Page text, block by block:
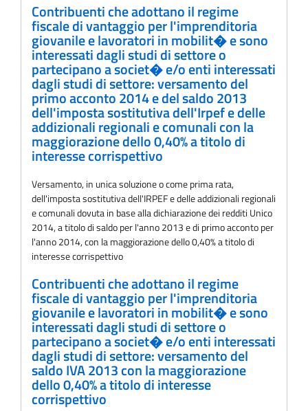
Contribuenti che adottano il regime
fiscale di vantaggio per l'imprenditoria
giovanile e lavoratori in mobilit� e sono
interessati dagli studi di settore o
partecipano a societ� e/o enti interessati
dagli studi di settore: versamento del
primo acconto 2014 e del saldo 2013
dell'imposta sostitutiva dell'Irpef e delle
addizionali regionali e comunali con la
maggiorazione dello 0,40% a titolo di
interesse corrispettivo
Versamento, in unica soluzione o come prima rata,
dell'imposta sostitutiva dell'IRPEF e delle addizionali regionali
e comunali dovuta in base alla dichiarazione dei redditi Unico
2014, a titolo di saldo per l'anno 2013 e di primo acconto per
l'anno 2014, con la maggiorazione dello 0,40% a titolo di
interesse corrispettivo
Contribuenti che adottano il regime
fiscale di vantaggio per l'imprenditoria
giovanile e lavoratori in mobilit� e sono
interessati dagli studi di settore o
partecipano a societ� e/o enti interessati
dagli studi di settore: versamento del
saldo IVA 2013 con la maggiorazione
dello 0,40% a titolo di interesse
corrispettivo